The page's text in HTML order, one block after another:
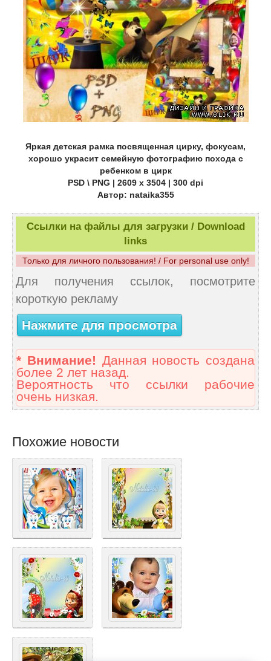
Яркая детская рамка посвященная цирку, фокусам,
хорошо украсит семейную фотографию похода с
ребенком в цирк
PSD \ PNG | 2609 x 3504 | 300 dpi
Автор: nataika355
Ссылки на файлы для загрузки / Download
links
Только для личного пользования! / For personal use only!
Для получения ссылок, посмотрите
короткую рекламу
Нажмите для просмотра
* Внимание! Данная новость создана
более 2 лет назад.
Вероятность что ссылки рабочие
очень низкая.
Похожие новости